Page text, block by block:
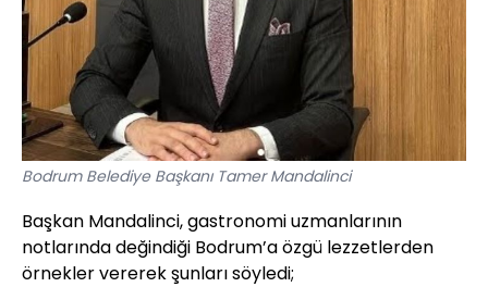
Bodrum Belediye Başkanı Tamer Mandalinci
Başkan Mandalinci, gastronomi uzmanlarının
notlarında değindiği Bodrum’a özgü lezzetlerden
örnekler vererek şunları söyledi;